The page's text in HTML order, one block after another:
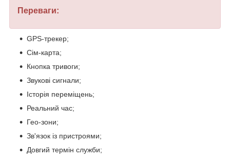
Переваги:
GPS-трекер;
Сім-карта;
Кнопка тривоги;
Звукові сигнали;
Історія переміщень;
Реальний час;
Гео-зони;
Зв'язок із пристроями;
Довгий термін служби;